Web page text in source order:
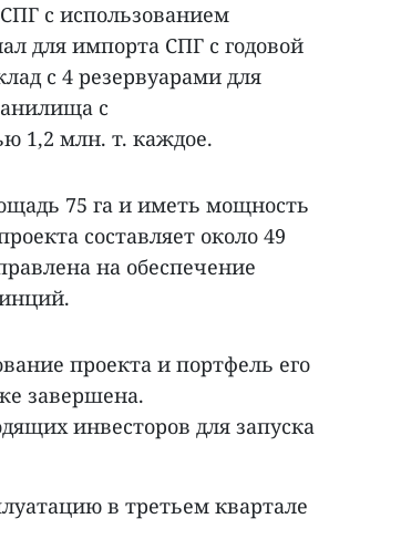
с использованием
для импорта СПГ с годовой
с 4 резервуарами для
с
1,2 млн. т. каждое.
75 га и иметь мощность
составляет около 49
на обеспечение
проекта и портфель его
завершена.
инвесторов для запуска
в третьем квартале